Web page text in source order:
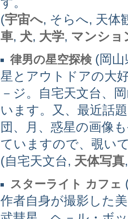
(宇宙へ, そらへ, 天体
車, 犬, 大学, マンショ
律男の星空探検 (岡山
星とアウトドアの大
－ジ。自宅天文台、
います。又、最近話
団、月、惑星の画像
ていますので、覗い
(自宅天文台, 天体写真
スターライト カフェ
作者自身が撮影した